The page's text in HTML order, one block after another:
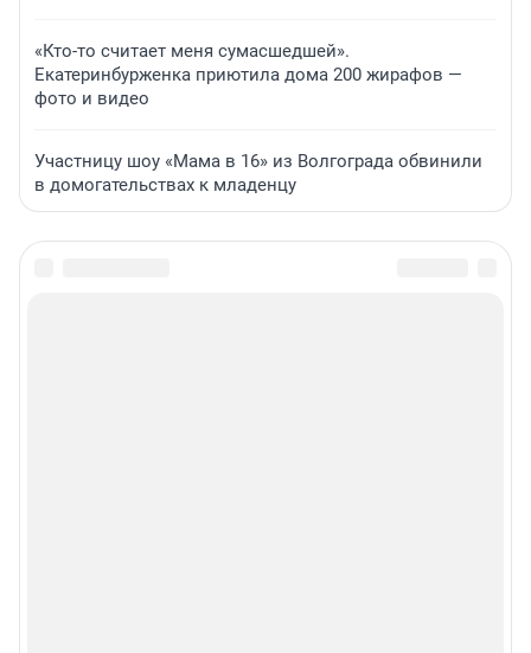
«Кто-то считает меня сумасшедшей».
Екатеринбурженка приютила дома 200 жирафов —
фото и видео
Участницу шоу «Мама в 16» из Волгограда обвинили
в домогательствах к младенцу